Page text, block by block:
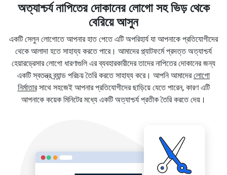
অত্যাশ্চর্য নাপিতের দোকানের লোগো সহ ভিড় থেকে
বেরিয়ে আসুন
একটি সেলুন লোগোতে আপনার হাত পেতে এটি অপরিহার্য যা আপনাকে প্রতিযোগীদের
থেকে আলাদা হতে সাহায্য করতে পারে। আমাদের প্ল্যাটফর্মে প্রদত্ত অত্যাশ্চর্য
হেয়ারড্রেসার লোগো ধারণাগুলি এর ব্যবহারকারীদের তাদের নাপিতের দোকানের জন্য
একটি স্বতন্ত্র ব্র্যান্ড পরিচয় তৈরি করতে সাহায্য করে। আপনি আমাদেরলোগো
নির্মাতারসাথে সহজেই আপনার প্রতিযোগীদের ছাড়িয়ে যেতে পারেন, কারণ এটি
আপনাকে কয়েক মিনিটের মধ্যে একটি অত্যাশ্চর্য প্রতীক তৈরি করতে দেয়।